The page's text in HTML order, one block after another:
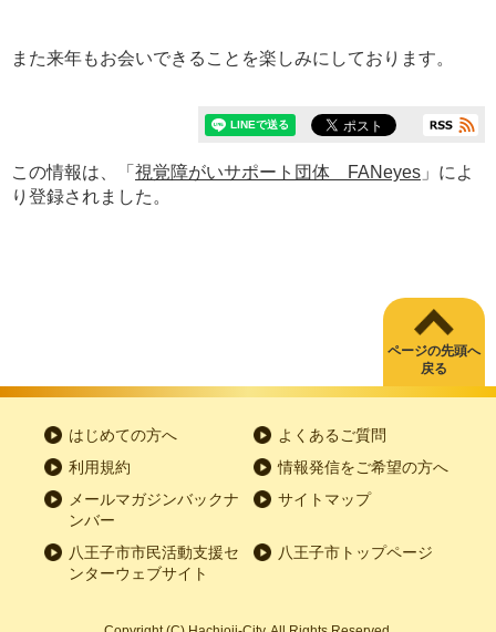
また来年もお会いできることを楽しみにしております。
この情報は、「 視覚障がいサポート団体 FANeyes 」によ
り登録されました。
ページの先頭へ
戻る
はじめての方へ
よくあるご質問
利用規約
情報発信をご希望の方へ
メールマガジンバックナ
ンバー
サイトマップ
八王子市市民活動支援セ
ンターウェブサイト
八王子市トップページ